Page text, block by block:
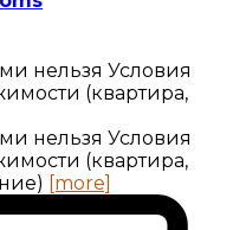
нельзя Условия
(квартира,
нельзя Условия
(квартира,
[more]